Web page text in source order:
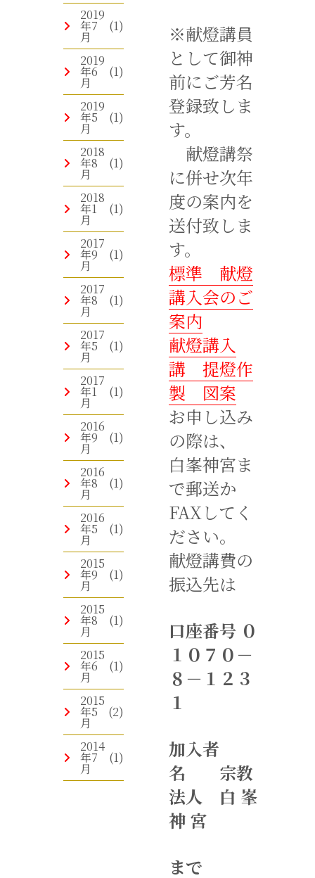
2019
年7
月
(1)
2019
年6
月
(1)
2019
年5
月
(1)
2018
年8
月
(1)
2018
年1
月
(1)
2017
年9
月
(1)
2017
年8
月
(1)
2017
年5
月
(1)
2017
年1
月
(1)
2016
年9
月
(1)
2016
年8
月
(1)
2016
年5
月
(1)
2015
年9
月
(1)
2015
年8
月
(1)
2015
年6
月
(1)
2015
年5
月
(2)
2014
年7
月
(1)
※献燈講員
として御神
前にご芳名
登録致しま
す。
献燈講祭
に併せ次年
度の案内を
送付致しま
す。
標準 献燈
講入会のご
案内
献燈講入
講 提燈作
製 図案
お申し込み
の際は、
白峯神宮ま
で郵送か
FAXしてく
ださい。
献燈講費の
振込先は
口座番号 ０
１０７０－
８－１２３
１
加入者
名 宗教
法人 白 峯
神 宮
まで